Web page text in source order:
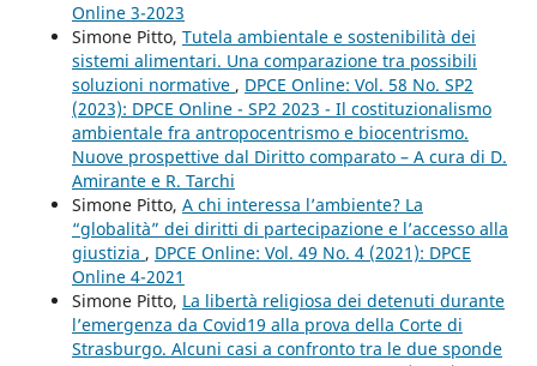
Online 3-2023
Simone Pitto, Tutela ambientale e sostenibilità dei
sistemi alimentari. Una comparazione tra possibili
soluzioni normative , DPCE Online: Vol. 58 No. SP2
(2023): DPCE Online - SP2 2023 - Il costituzionalismo
ambientale fra antropocentrismo e biocentrismo.
Nuove prospettive dal Diritto comparato – A cura di D.
Amirante e R. Tarchi
Simone Pitto, A chi interessa l’ambiente? La
“globalità” dei diritti di partecipazione e l’accesso alla
giustizia , DPCE Online: Vol. 49 No. 4 (2021): DPCE
Online 4-2021
Simone Pitto, La libertà religiosa dei detenuti durante
l’emergenza da Covid19 alla prova della Corte di
Strasburgo. Alcuni casi a confronto tra le due sponde